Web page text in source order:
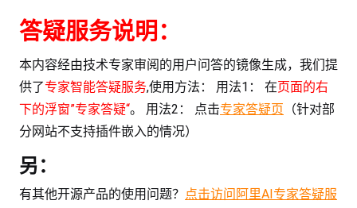
答疑服务说明：
本内容经由技术专家审阅的用户问答的镜像生成，我们提
供了专家智能答疑服务,使用方法： 用法1： 在页面的右
下的浮窗”专家答疑“。 用法2： 点击专家答疑页 （针对部
分网站不支持插件嵌入的情况）
另：
有其他开源产品的使用问题？ 点击访问阿里AI专家答疑服